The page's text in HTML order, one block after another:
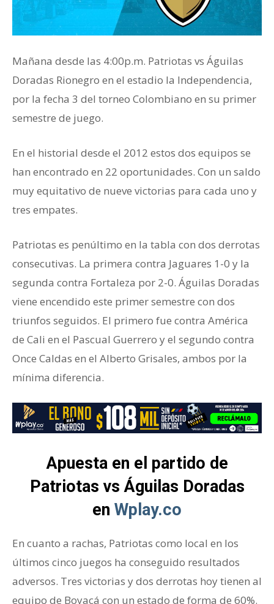
Mañana desde las 4:00p.m. Patriotas vs Águilas
Doradas Rionegro en el estadio la Independencia,
por la fecha 3 del torneo Colombiano en su primer
semestre de juego.
En el historial desde el 2012 estos dos equipos se
han encontrado en 22 oportunidades. Con un saldo
muy equitativo de nueve victorias para cada uno y
tres empates.
Patriotas es penúltimo en la tabla con dos derrotas
consecutivas. La primera contra Jaguares 1-0 y la
segunda contra Fortaleza por 2-0. Águilas Doradas
viene encendido este primer semestre con dos
triunfos seguidos. El primero fue contra América
de Cali en el Pascual Guerrero y el segundo contra
Once Caldas en el Alberto Grisales, ambos por la
mínima diferencia.
Apuesta en el partido de
Patriotas vs Águilas Doradas
en Wplay.co
En cuanto a rachas, Patriotas como local en los
últimos cinco juegos ha conseguido resultados
adversos. Tres victorias y dos derrotas hoy tienen al
equipo de Boyacá con un estado de forma de 60%.